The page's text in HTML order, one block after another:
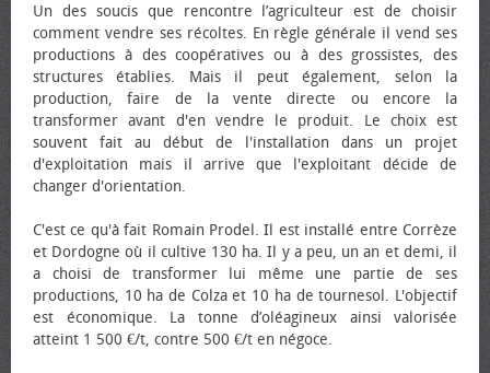
Un des soucis que rencontre l’agriculteur est de choisir
comment vendre ses récoltes. En règle générale il vend ses
productions à des coopératives ou à des grossistes, des
structures établies. Mais il peut également, selon la
production, faire de la vente directe ou encore la
transformer avant d'en vendre le produit. Le choix est
souvent fait au début de l'installation dans un projet
d'exploitation mais il arrive que l'exploitant décide de
changer d'orientation.
C'est ce qu'à fait Romain Prodel. Il est installé entre Corrèze
et Dordogne où il cultive 130 ha. Il y a peu, un an et demi, il
a choisi de transformer lui même une partie de ses
productions, 10 ha de Colza et 10 ha de tournesol. L'objectif
est économique. La tonne d’oléagineux ainsi valorisée
atteint 1 500 €/t, contre 500 €/t en négoce.